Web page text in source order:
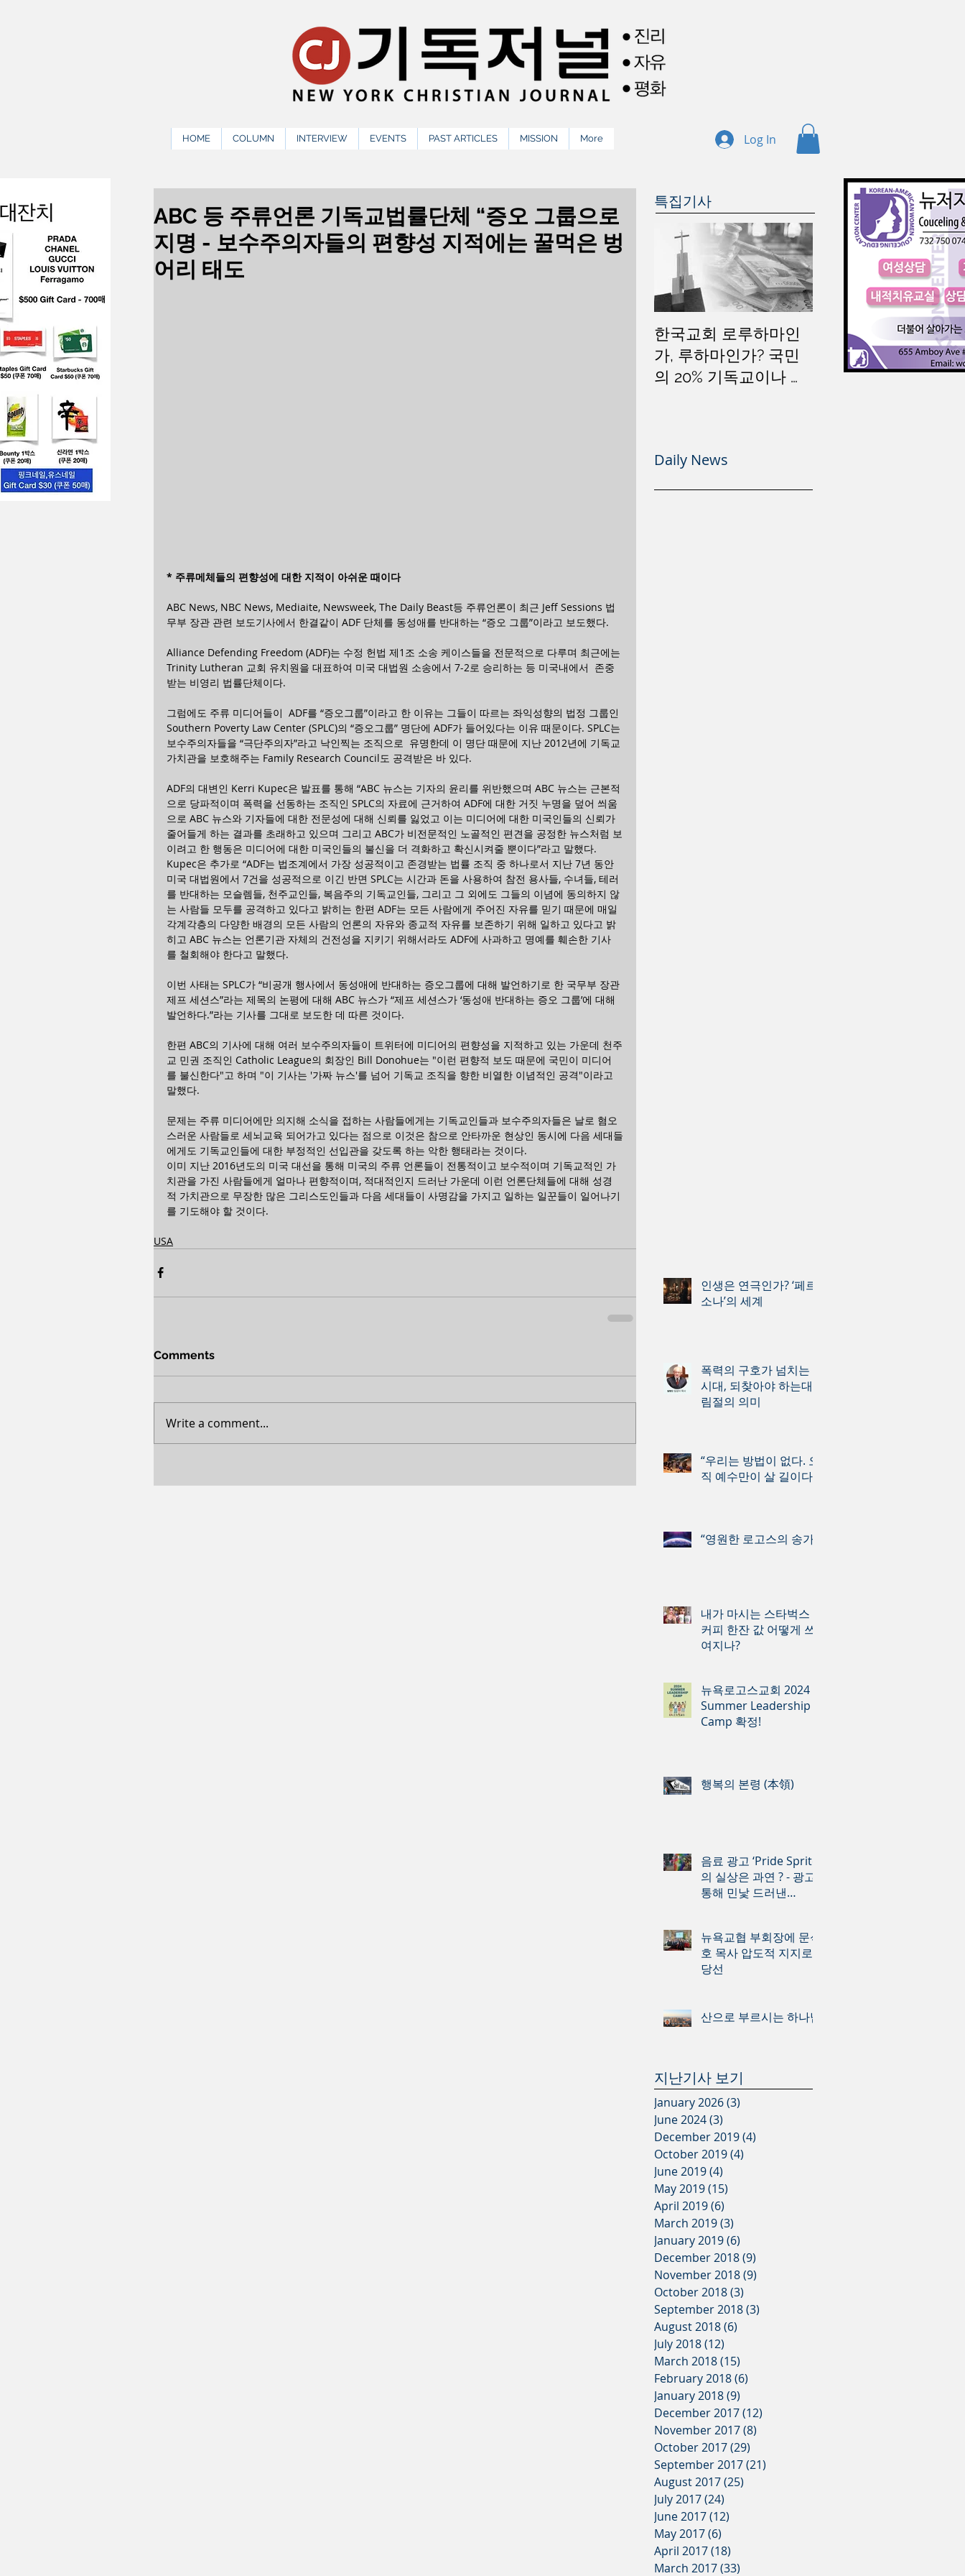
Log In
HOME COLUMN INTERVIEW EVENTS PAST ARTICLES MISSION More
ABC 등 주류언론 기독교법률단체 “증오 그룹으로
지명 - 보수주의자들의 편향성 지적에는 꿀먹은 벙
어리 태도
* 주류메체들의 편향성에 대한 지적이 아쉬운 때이다
ABC News, NBC News, Mediaite, Newsweek, The Daily Beast등 주류언론이 최근 Jeff Sessions 법
무부 장관 관련 보도기사에서 한결같이 ADF 단체를 동성애를 반대하는 “증오 그룹”이라고 보도했다.
Alliance Defending Freedom (ADF)는 수정 헌법 제1조 소송 케이스들을 전문적으로 다루며 최근에는
Trinity Lutheran 교회 유치원을 대표하여 미국 대법원 소송에서 7-2로 승리하는 등 미국내에서  존중
받는 비영리 법률단체이다.
그럼에도 주류 미디어들이  ADF를 “증오그룹”이라고 한 이유는 그들이 따르는 좌익성향의 법정 그룹인
Southern Poverty Law Center (SPLC)의 “증오그룹” 명단에 ADF가 들어있다는 이유 때문이다. SPLC는
보수주의자들을 “극단주의자”라고 낙인찍는 조직으로  유명한데 이 명단 때문에 지난 2012년에 기독교
가치관을 보호해주는 Family Research Council도 공격받은 바 있다.
ADF의 대변인 Kerri Kupec은 발표를 통해 “ABC 뉴스는 기자의 윤리를 위반했으며 ABC 뉴스는 근본적
으로 당파적이며 폭력을 선동하는 조직인 SPLC의 자료에 근거하여 ADF에 대한 거짓 누명을 덮어 씌움
으로 ABC 뉴스와 기자들에 대한 전문성에 대해 신뢰를 잃었고 이는 미디어에 대한 미국인들의 신뢰가
줄어들게 하는 결과를 초래하고 있으며 그리고 ABC가 비전문적인 노골적인 편견을 공정한 뉴스처럼 보
이려고 한 행동은 미디어에 대한 미국인들의 불신을 더 격화하고 확신시켜줄 뿐이다”라고 말했다.
Kupec은 추가로 “ADF는 법조계에서 가장 성공적이고 존경받는 법률 조직 중 하나로서 지난 7년 동안
미국 대법원에서 7건을 성공적으로 이긴 반면 SPLC는 시간과 돈을 사용하여 참전 용사들, 수녀들, 테러
를 반대하는 모슬렘들, 천주교인들, 복음주의 기독교인들, 그리고 그 외에도 그들의 이념에 동의하지 않
는 사람들 모두를 공격하고 있다고 밝히는 한편 ADF는 모든 사람에게 주어진 자유를 믿기 때문에 매일
각계각층의 다양한 배경의 모든 사람의 언론의 자유와 종교적 자유를 보존하기 위해 일하고 있다고 밝
히고 ABC 뉴스는 언론기관 자체의 건전성을 지키기 위해서라도 ADF에 사과하고 명예를 훼손한 기사
를 철회해야 한다고 말했다.
이번 사태는 SPLC가 “비공개 행사에서 동성애에 반대하는 증오그룹에 대해 발언하기로 한 국무부 장관
제프 세션스”라는 제목의 논평에 대해 ABC 뉴스가 “제프 세션스가 ‘동성애 반대하는 증오 그룹’에 대해
발언하다.”라는 기사를 그대로 보도한 데 따른 것이다.
한편 ABC의 기사에 대해 여러 보수주의자들이 트위터에 미디어의 편향성을 지적하고 있는 가운데 천주
교 민권 조직인 Catholic League의 회장인 Bill Donohue는 "이런 편향적 보도 때문에 국민이 미디어
를 불신한다"고 하며 "이 기사는 '가짜 뉴스'를 넘어 기독교 조직을 향한 비열한 이념적인 공격"이라고
말했다.
문제는 주류 미디어에만 의지해 소식을 접하는 사람들에게는 기독교인들과 보수주의자들은 날로 혐오
스러운 사람들로 세뇌교육 되어가고 있다는 점으로 이것은 참으로 안타까운 현상인 동시에 다음 세대들
에게도 기독교인들에 대한 부정적인 선입관을 갖도록 하는 악한 행태라는 것이다.
이미 지난 2016년도의 미국 대선을 통해 미국의 주류 언론들이 전통적이고 보수적이며 기독교적인 가
치관을 가진 사람들에게 얼마나 편향적이며, 적대적인지 드러난 가운데 이런 언론단체들에 대해 성경
적 가치관으로 무장한 많은 그리스도인들과 다음 세대들이 사명감을 가지고 일하는 일꾼들이 일어나기
를 기도해야 할 것이다.
USA
Comments
Write a comment...
특집기사
한국교회 로루하마인
가, 루하마인가? 국민
의 20% 기독교이나 소
Daily News
인생은 연극인가? ‘페르
소나’의 세계
폭력의 구호가 넘치는
시대, 되찾아야 하는대
림절의 의미
“우리는 방법이 없다. 오
직 예수만이 살 길이다.”
“영원한 로고스의 송가”
내가 마시는 스타벅스
커피 한잔 값 어떻게 쓰
여지나?
뉴욕로고스교회 2024
Summer Leadership
Camp 확정!
행복의 본령 (本領)
음료 광고 ‘Pride Sprite’
의 실상은 과연 ? - 광고
통해 민낯 드러낸
뉴욕교협 부회장에 문석
호 목사 압도적 지지로
당선
산으로 부르시는 하나님
지난기사 보기
January 2026(3)
June 2024(3)
December 2019(4)
October 2019(4)
June 2019(4)
May 2019(15)
April 2019(6)
March 2019(3)
January 2019(6)
December 2018(9)
November 2018(9)
October 2018(3)
September 2018(3)
August 2018(6)
July 2018(12)
March 2018(15)
February 2018(6)
January 2018(9)
December 2017(12)
November 2017(8)
October 2017(29)
September 2017(21)
August 2017(25)
July 2017(24)
June 2017(12)
May 2017(6)
April 2017(18)
March 2017(33)